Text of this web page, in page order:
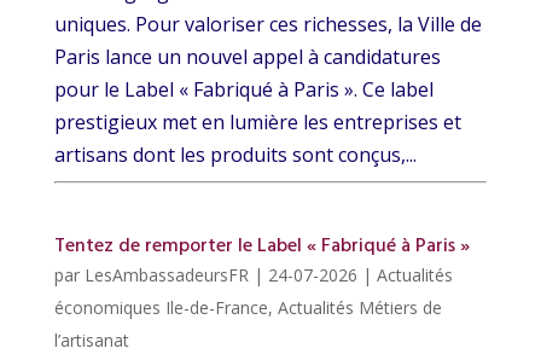
uniques. Pour valoriser ces richesses, la Ville de
Paris lance un nouvel appel à candidatures
pour le Label « Fabriqué à Paris ». Ce label
prestigieux met en lumière les entreprises et
artisans dont les produits sont conçus,...
Tentez de remporter le Label « Fabriqué à Paris »
par LesAmbassadeursFR| 24-07-2026 | Actualités
économiques Ile-de-France, Actualités Métiers de
l’artisanat